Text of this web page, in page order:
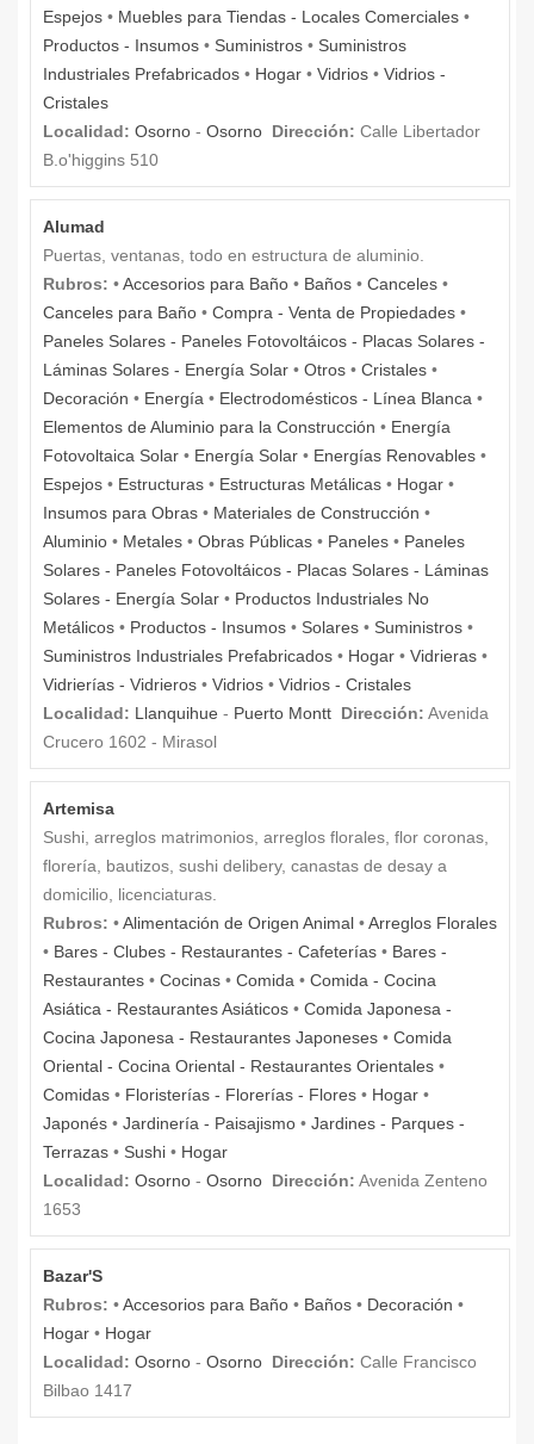
Espejos • Muebles para Tiendas - Locales Comerciales •
Productos - Insumos • Suministros • Suministros
Industriales Prefabricados • Hogar • Vidrios • Vidrios -
Cristales
Localidad: Osorno - Osorno Dirección: Calle Libertador
B.o'higgins 510
Alumad
Puertas, ventanas, todo en estructura de aluminio.
Rubros: •Accesorios para Baño • Baños • Canceles •
Canceles para Baño • Compra - Venta de Propiedades •
Paneles Solares - Paneles Fotovoltáicos - Placas Solares -
Láminas Solares - Energía Solar • Otros • Cristales •
Decoración • Energía • Electrodomésticos - Línea Blanca •
Elementos de Aluminio para la Construcción • Energía
Fotovoltaica Solar • Energía Solar • Energías Renovables •
Espejos • Estructuras • Estructuras Metálicas • Hogar •
Insumos para Obras • Materiales de Construcción •
Aluminio • Metales • Obras Públicas • Paneles • Paneles
Solares - Paneles Fotovoltáicos - Placas Solares - Láminas
Solares - Energía Solar • Productos Industriales No
Metálicos • Productos - Insumos • Solares • Suministros •
Suministros Industriales Prefabricados • Hogar • Vidrieras •
Vidrierías - Vidrieros • Vidrios • Vidrios - Cristales
Localidad: Llanquihue - Puerto Montt Dirección: Avenida
Crucero 1602 - Mirasol
Artemisa
Sushi, arreglos matrimonios, arreglos florales, flor coronas,
florería, bautizos, sushi delibery, canastas de desay a
domicilio, licenciaturas.
Rubros: •Alimentación de Origen Animal •Arreglos Florales
• Bares - Clubes - Restaurantes - Cafeterías • Bares -
Restaurantes • Cocinas • Comida • Comida - Cocina
Asiática - Restaurantes Asiáticos • Comida Japonesa -
Cocina Japonesa - Restaurantes Japoneses • Comida
Oriental - Cocina Oriental - Restaurantes Orientales •
Comidas • Floristerías - Florerías - Flores • Hogar •
Japonés • Jardinería - Paisajismo • Jardines - Parques -
Terrazas • Sushi • Hogar
Localidad: Osorno - Osorno Dirección: Avenida Zenteno
1653
Bazar'S
Rubros: •Accesorios para Baño • Baños • Decoración •
Hogar • Hogar
Localidad: Osorno - Osorno Dirección: Calle Francisco
Bilbao 1417